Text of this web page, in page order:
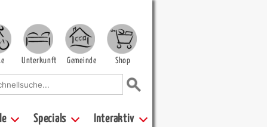
Unterkunft Gemeinde Shop
Specials Interaktiv